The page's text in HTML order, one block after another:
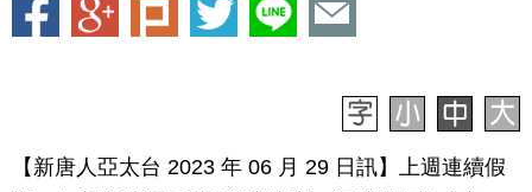
【新唐人亞太台 2023 年 06 月 29 日訊】上週連續假